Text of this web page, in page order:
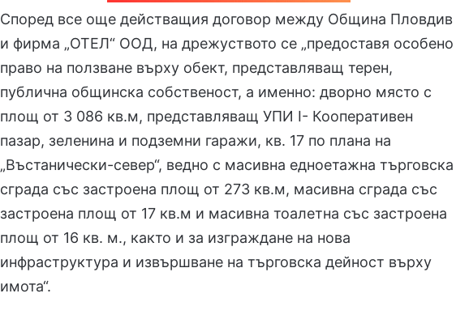
Според все още действащия договор между Община Пловдив
и фирма „ОТЕЛ“ ООД, на дрежуството се „предоставя особено
право на ползване върху обект, представляващ терен,
публична общинска собственост, а именно: дворно място с
площ от 3 086 кв.м, представляващ УПИ I- Кооперативен
пазар, зеленина и подземни гаражи, кв. 17 по плана на
„Въстанически-север“, ведно с масивна едноетажна търговска
сграда със застроена площ от 273 кв.м, масивна сграда със
застроена площ от 17 кв.м и масивна тоалетна със застроена
площ от 16 кв. м., както и за изграждане на нова
инфраструктура и извършване на търговска дейност върху
имота“.